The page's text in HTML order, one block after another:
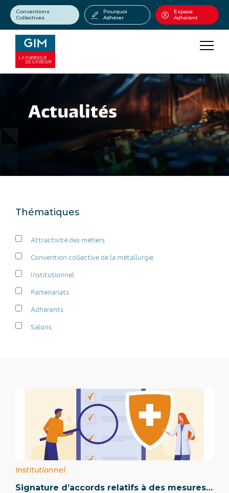
Conventions
Collectives
Pourquoi
Adhérer
Espace
Adhérent
Actualités
Thématiques
Attractivité des métiers
Convention collective de la métallurgie
Institutionnel
Partenariats
Adhérents
Salons
Institutionnel
Signature d’accords relatifs à des mesures